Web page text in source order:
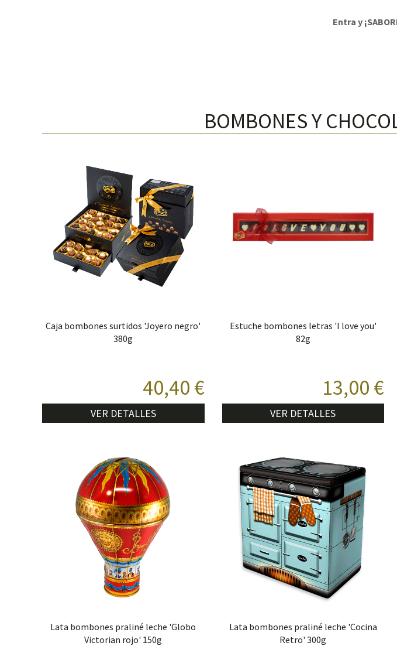
Entra y
BOMBONES Y
Caja bombones surtidos 'Joyero negro'
380g
40,40 €
VER DETALLES
Estuche bombones letras 'I love you'
82g
13,00 €
VER DETALLES
Lata bombones praliné leche 'Globo
Victorian rojo' 150g
Lata bombones praliné leche 'Cocina
Retro' 300g